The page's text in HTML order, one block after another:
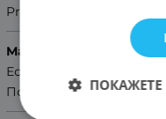
Premium
Материал
Естествена кожа
Полимерен